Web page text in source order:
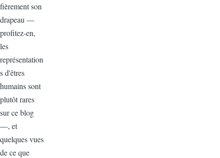
fièrement son
drapeau —
profitez-en,
les
représentation
s d'êtres
humains sont
plutôt rares
sur ce blog
—, et
quelques vues
de ce que